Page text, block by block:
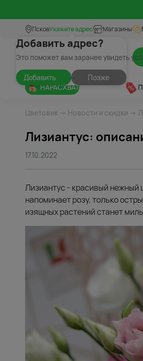
ПсковУкажите адрес
Добавить адрес?
Это поможет вам заранее увидеть
Добавить Позже
Магазины
НАРАСХВАТ
Цветовик → Новости и скидки →
Лизиантус:
17.10.2022
Лизиантус - красивый нежный
напоминает розу, только
изящных растений станет